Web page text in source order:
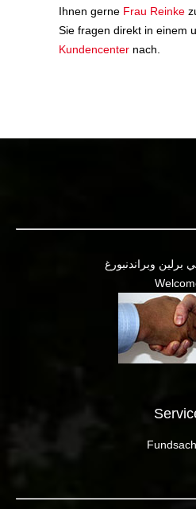
Ihnen gerne Frau Reinke
Sie fragen direkt in einem
Kundencenter nach.
برلين وبراندنبورغ